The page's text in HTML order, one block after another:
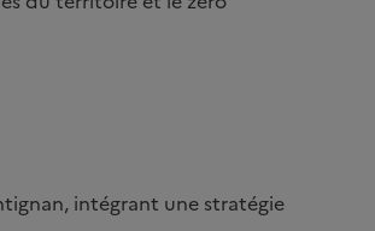
intégrant une stratégie